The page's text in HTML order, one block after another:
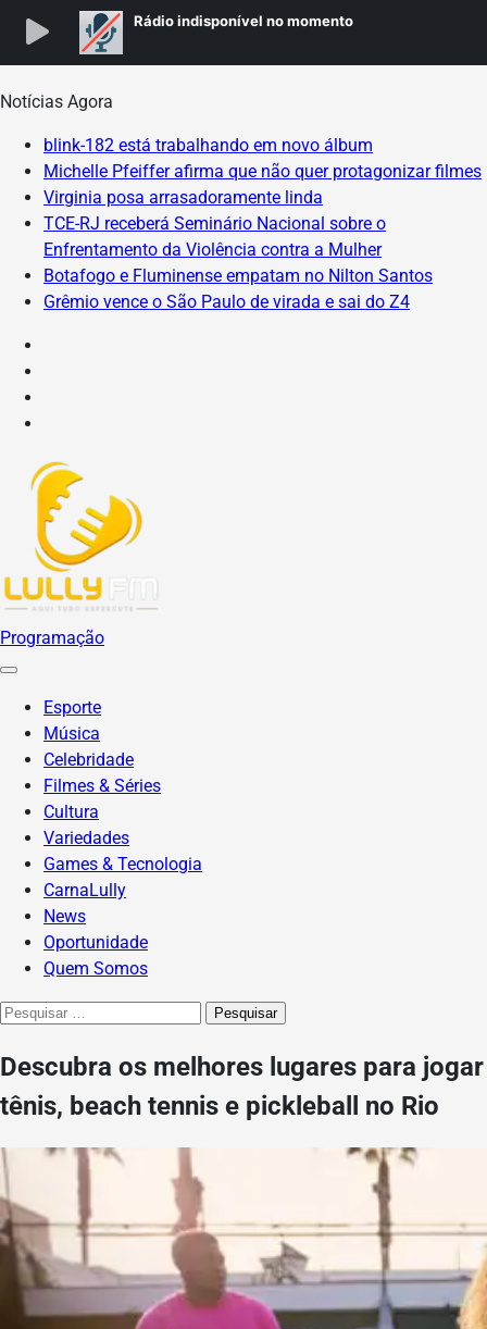
Skip
content
Notícias Agora
blink-182 está trabalhando em novo álbum
Michelle Pfeiffer afirma que não quer protagonizar filmes
Virginia posa arrasadoramente linda
TCE-RJ receberá Seminário Nacional sobre o
Enfrentamento da Violência contra a Mulher
Botafogo e Fluminense empatam no Nilton Santos
Grêmio vence o São Paulo de virada e sai do Z4
Programação
Esporte
Música
Celebridade
Filmes & Séries
Cultura
Variedades
Games & Tecnologia
CarnaLully
News
Oportunidade
Quem Somos
Pesquisar
Descubra os melhores lugares para jogar
tênis, beach tennis e pickleball no Rio